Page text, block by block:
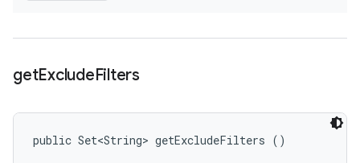
getExcludeFilters
public Set<String> getExcludeFilters ()